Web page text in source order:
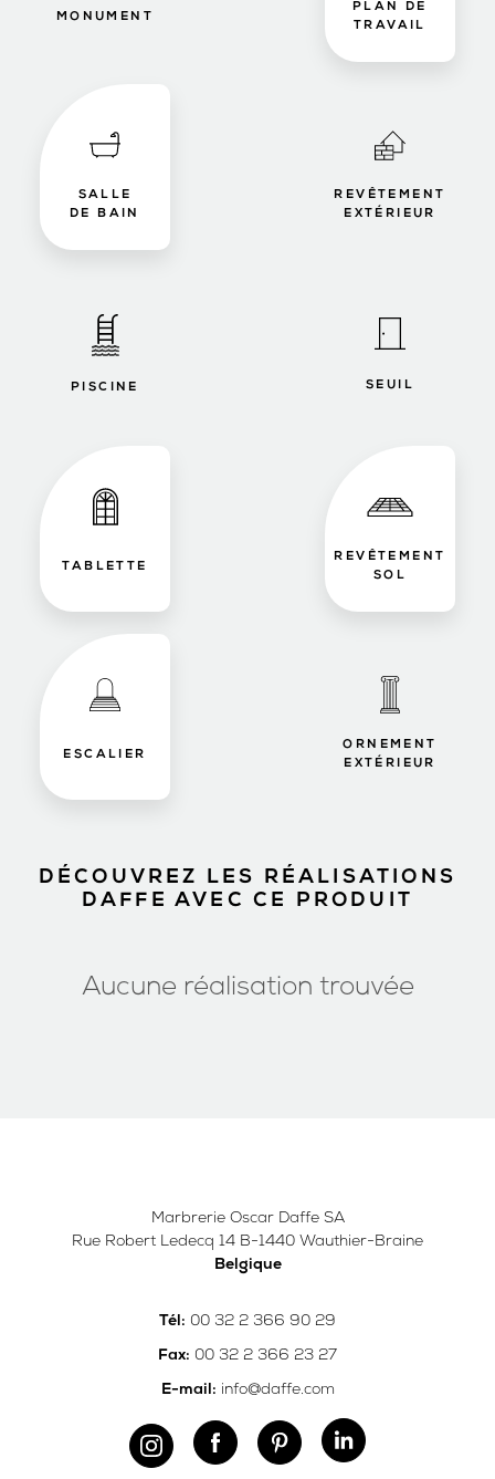
MONUMENT
PLAN DE
TRAVAIL
SALLE
DE BAIN
REVÊTEMENT
EXTÉRIEUR
PISCINE SEUIL
TABLETTE
REVÊTEMENT
SOL
ESCALIER
ORNEMENT
EXTÉRIEUR
DÉCOUVREZ LES RÉALISATIONS
DAFFE AVEC CE PRODUIT
Aucune réalisation trouvée
Marbrerie Oscar Daffe SA
Rue Robert Ledecq 14 B-1440 Wauthier-Braine
Belgique
Tél: 00 32 2 366 90 29
Fax: 00 32 2 366 23 27
E-mail: info@daffe.com